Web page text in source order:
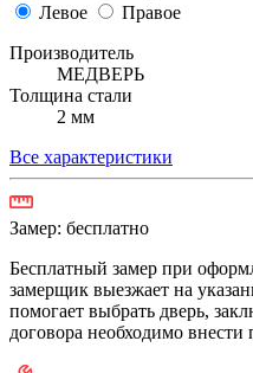
Левое
Правое
Производитель
МЕДВЕРЬ
Толщина стали
2 мм
Все характеристики
Замер: бесплатно
Бесплатный замер при
замерщик выезжает на
помогает выбрать дверь,
договора необходимо внести